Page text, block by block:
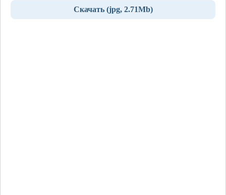
Скачать (jpg, 2.71Mb)